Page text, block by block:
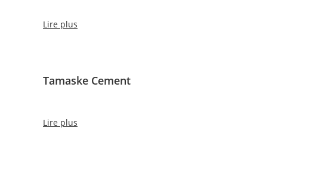
Lire plus
Tamaske Cement
Lire plus